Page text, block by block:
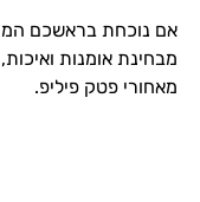
אם נוכחת בראשכם
מבחינת אומנות
מאחורי פטק פיליפ.